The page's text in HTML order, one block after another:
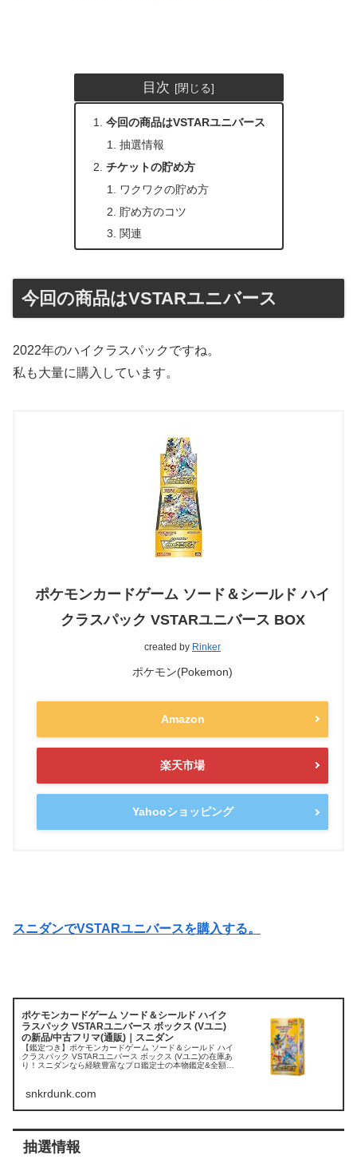
目次
今回の商品はVSTARユニバース
抽選情報
チケットの貯め方
ワクワクの貯め方
貯め方のコツ
関連
今回の商品はVSTARユニバース
2022年のハイクラスパックですね。
私も大量に購入しています。
ポケモンカードゲーム ソード＆シールド ハイ
クラスパック VSTARユニバース BOX
created by Rinker
ポケモン(Pokemon)
Amazon
楽天市場
Yahooショッピング
スニダンでVSTARユニバースを購入する。
ポケモンカードゲーム ソード＆シールド ハイク
ラスパック VSTARユニバース ボックス (Vユニ)
の新品/中古フリマ(通販)｜スニダン
【鑑定つき】ポケモンカードゲーム ソード＆シールド ハイ
クラスパック VSTARユニバース ボックス (Vユニ)の在庫あ
り！スニダンなら経験豊富なプロ鑑定士の本物鑑定&全額補
snkrdunk.com
抽選情報